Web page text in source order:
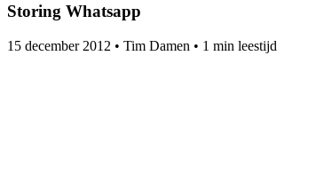
Storing Whatsapp
15 december 2012 • Tim Damen • 1 min leestijd